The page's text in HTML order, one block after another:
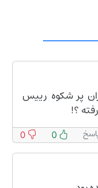
پر شکوه رییس
؟!
0
0